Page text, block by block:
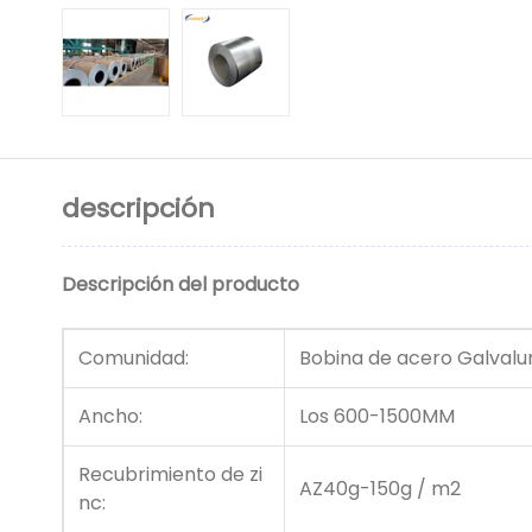
descripción
Descripción del producto
Comunidad: Bobina de acero
Ancho: Los 600-1500MM
Recubrimiento de zi
nc:
AZ40g-150g / m2